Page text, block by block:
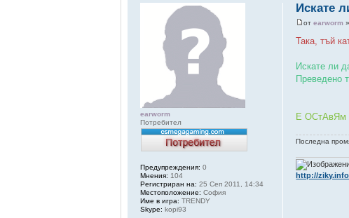
Искате
отearworm
Така, тъй
Искате ли
Преведено
Е ОСтАвЯм
Последна
http://ziky.info
earworm
Потребител
Предупреждения: 0
Мнения: 104
Регистриран на: 25 Сеп 2011, 14:34
Местоположение: София
Име в игра: TRENDY
Skype: kopi93